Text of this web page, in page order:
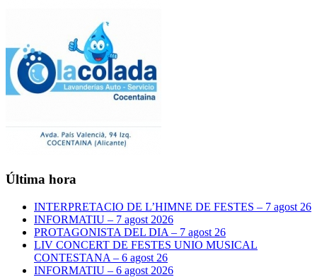
Última hora
INTERPRETACIO DE L’HIMNE DE FESTES – 7 agost 26
INFORMATIU – 7 agost 2026
PROTAGONISTA DEL DIA – 7 agost 26
LIV CONCERT DE FESTES UNIO MUSICAL
CONTESTANA – 6 agost 26
INFORMATIU – 6 agost 2026